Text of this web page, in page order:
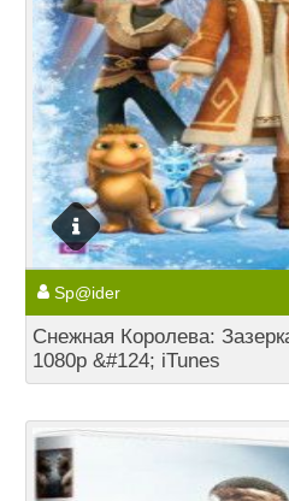
Sp@ider
Снежная Королева:
1080p &#124; iTunes